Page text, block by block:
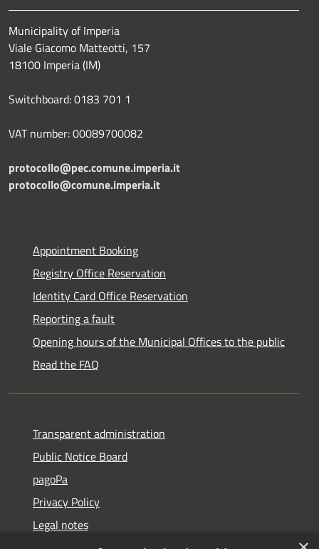
Municipality of Imperia
Viale Giacomo Matteotti, 157
18100 Imperia (IM)
Switchboard: 0183 701 1
VAT number: 00089700082
protocollo@pec.comune.imperia.it
protocollo@comune.imperia.it
Appointment Booking
Registry Office Reservation
Identity Card Office Reservation
Reporting a fault
Opening hours of the Municipal Offices to the public
Read the FAQ
Transparent administration
Public Notice Board
pagoPa
Privacy Policy
Legal notes